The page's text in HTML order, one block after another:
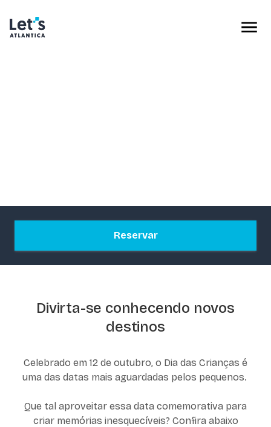
Reservar
Divirta-se conhecendo novos
destinos
Celebrado em 12 de outubro, o Dia das Crianças é
uma das datas mais aguardadas pelos pequenos.
Que tal aproveitar essa data comemorativa para
criar memórias inesquecíveis? Confira abaixo